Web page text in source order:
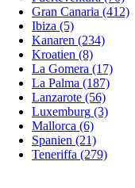
Gran Canaria (412)
Ibiza (5)
Kanaren (234)
Kroatien (8)
La Gomera (17)
La Palma (187)
Lanzarote (56)
Luxemburg (3)
Mallorca (6)
Spanien (21)
Teneriffa (279)